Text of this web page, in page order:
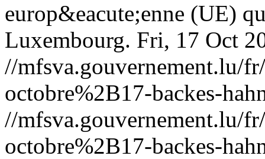
europ&eacute;enne (UE)
Luxembourg. Fri, 17 Oct
//mfsva.gouvernement.lu/
octobre%2B17-backes-
//mfsva.gouvernement.lu/
octobre%2B17-backes-